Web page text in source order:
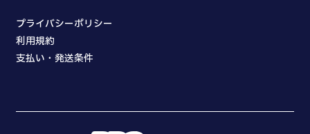
プライバシーポリシー
利用規約
支払い・発送条件